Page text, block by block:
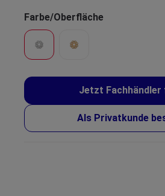
Farbe/Oberfläche
Jetzt Fachhändler
Als Privatkunde